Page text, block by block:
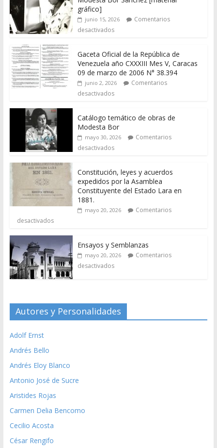
gráfico]
junio 15, 2026
Comentarios
desactivados
Gaceta Oficial de la República de
Venezuela año CXXXIII Mes V, Caracas
09 de marzo de 2006 N° 38.394
junio 2, 2026
Comentarios
desactivados
Catálogo temático de obras de
Modesta Bor
mayo 30, 2026
Comentarios
desactivados
Constitución, leyes y acuerdos
expedidos por la Asamblea
Constituyente del Estado Lara en
1881.
mayo 20, 2026
Comentarios
desactivados
Ensayos y Semblanzas
mayo 20, 2026
Comentarios
desactivados
Autores y Personalidades
Adolf Ernst
Andrés Bello
Andrés Eloy Blanco
Antonio José de Sucre
Aristides Rojas
Carmen Delia Bencomo
Cecilio Acosta
César Rengifo